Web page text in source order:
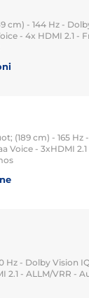
cm) - 144 Hz -
- 4x HDMI 2.1 -
(189 cm) - 165
Voice - 3xHDMI
Hz - Dolby Vision
2.1 - ALLM/VRR -